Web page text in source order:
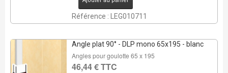
Référence : LEG010711
Angle plat 90° - DLP mono 65x195 - blanc
Angles pour goulotte 65 x 195
46,44 € TTC